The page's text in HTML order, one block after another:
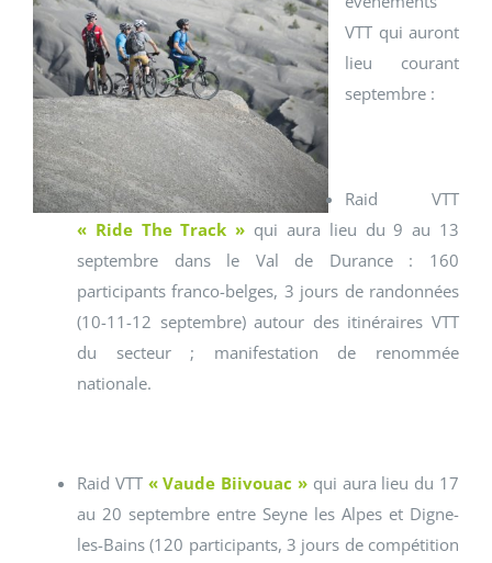
VTT qui auront
lieu courant
septembre :
Raid VTT
« Ride The Track » qui aura lieu du 9 au 13
septembre dans le Val de Durance : 160
participants franco-belges, 3 jours de randonnées
(10-11-12 septembre) autour des itinéraires VTT
du secteur ; manifestation de renommée
nationale.
Raid VTT « Vaude Biivouac » qui aura lieu du 17
au 20 septembre entre Seyne les Alpes et Digne-
les-Bains (120 participants, 3 jours de compétition